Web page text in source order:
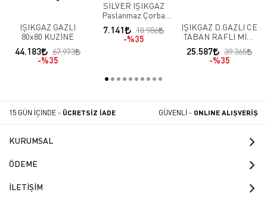
IŞIKGAZ GAZLI
80x80 KUZİNE
44.183
67.973
%35
SİLVER IŞIKGAZ
Paslanmaz Çorba
Kazanı 9 LT
7.141
10.986
%35
IŞIKGAZ D.GAZLI CE
TABAN RAFLI MİDİ
OCAK 3 BACK
25.587
39.365
%35
15 GÜN İÇİNDE - ÜCRETSİZ İADE GÜVENLİ - ONLINE ALIŞVERİŞ
KURUMSAL
ÖDEME
İLETİŞİM